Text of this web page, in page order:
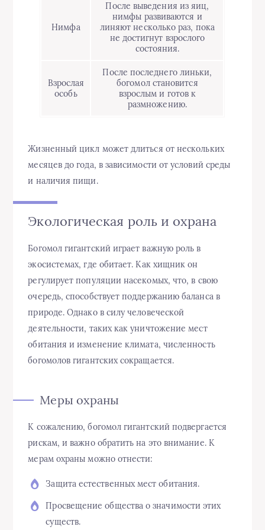
Нимфа
После выведения из яиц,
нимфы развиваются и
линяют несколько раз, пока
не достигнут взрослого
состояния.
Взрослая
особь
После последнего линьки,
богомол становится
взрослым и готов к
размножению.
Жизненный цикл может длиться от нескольких
месяцев до года, в зависимости от условий среды
и наличия пищи.
Экологическая роль и охрана
Богомол гигантский играет важную роль в
экосистемах, где обитает. Как хищник он
регулирует популяции насекомых, что, в свою
очередь, способствует поддержанию баланса в
природе. Однако в силу человеческой
деятельности, таких как уничтожение мест
обитания и изменение климата, численность
богомолов гигантских сокращается.
Меры охраны
К сожалению, богомол гигантский подвергается
рискам, и важно обратить на это внимание. К
мерам охраны можно отнести:
Защита естественных мест обитания.
Просвещение общества о значимости этих
существ.